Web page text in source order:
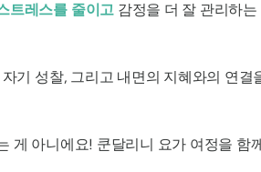
트레스를 줄이고 감정을 더 잘 관리하
기 성찰, 그리고 내면의 지혜와의 연
게 아니에요! 쿤달리니 요가 여정을